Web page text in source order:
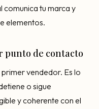
comunica tu marca y
elementos.
punto de contacto
vendedor. Es lo
o sigue
y coherente con el